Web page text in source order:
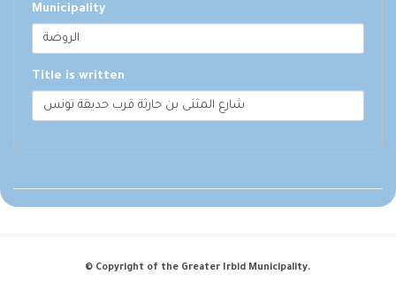
Municipality
الروضة
Title is written
شارع المثنى بن حارثة قرب حديقة تونس
© Copyright of the Greater Irbid Municipality.